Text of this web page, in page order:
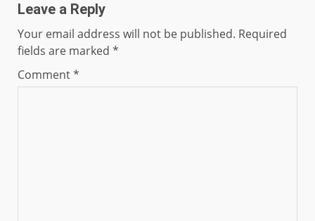
Leave a Reply
Your email address will not be published. Required
fields are marked *
Comment*